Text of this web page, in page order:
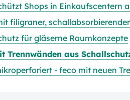
Shops in Einkaufscentern
filigraner,
für gläserne Raumkonzepte
Trennwänden aus
- feco mit neuen